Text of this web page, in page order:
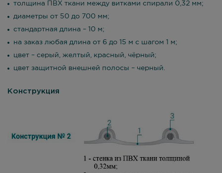
толщина ПВХ ткани между витками спирали 0,32 мм;
диаметры от 50 до 700 мм;
стандартная длина – 10 м;
на заказ любая длина от 6 до 15 м с шагом 1 м;
цвет – серый, желтый, красный, чёрный;
цвет защитной внешней полосы – черный.
Конструкция